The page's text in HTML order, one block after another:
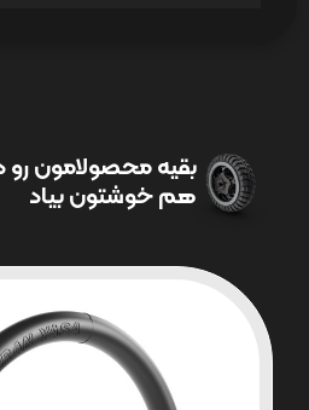
بقیه محصولامون رو
هم خوشتون بیاد